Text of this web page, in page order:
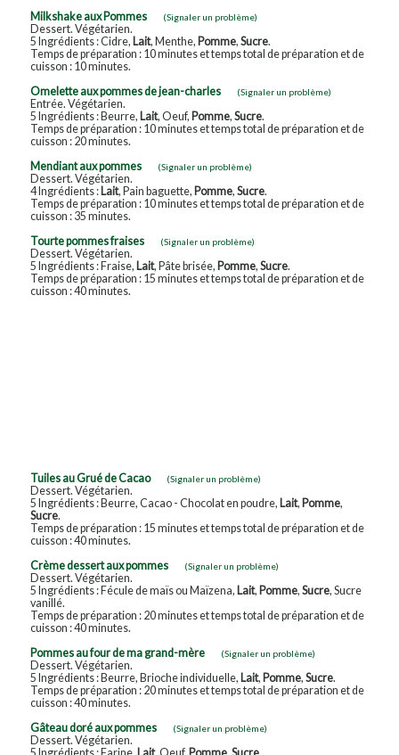
Milkshake aux Pommes (Signaler un problème)
Dessert. Végétarien.
5 Ingrédients : Cidre, Lait, Menthe, Pomme, Sucre.
Temps de préparation : 10 minutes et temps total de préparation et de
cuisson : 10 minutes.
Omelette aux pommes de jean-charles
(Signaler un problème)
Entrée. Végétarien.
5 Ingrédients : Beurre, Lait, Oeuf, Pomme, Sucre.
Temps de préparation : 10 minutes et temps total de préparation et de
cuisson : 20 minutes.
Mendiant aux pommes
(Signaler un problème)
Dessert. Végétarien.
4 Ingrédients : Lait, Pain baguette, Pomme, Sucre.
Temps de préparation : 10 minutes et temps total de préparation et de
cuisson : 35 minutes.
Tourte pommes fraises
(Signaler un problème)
Dessert. Végétarien.
5 Ingrédients : Fraise, Lait, Pâte brisée, Pomme, Sucre.
Temps de préparation : 15 minutes et temps total de préparation et de
cuisson : 40 minutes.
Tuiles au Grué de Cacao (Signaler un problème)
Dessert. Végétarien.
5 Ingrédients : Beurre, Cacao - Chocolat en poudre, Lait, Pomme,
Sucre.
Temps de préparation : 15 minutes et temps total de préparation et de
cuisson : 40 minutes.
Crème dessert aux pommes
(Signaler un problème)
Dessert. Végétarien.
5 Ingrédients : Fécule de maïs ou Maïzena, Lait, Pomme, Sucre, Sucre
vanillé.
Temps de préparation : 20 minutes et temps total de préparation et de
cuisson : 40 minutes.
Pommes au four de ma grand-mère
(Signaler un problème)
Dessert. Végétarien.
5 Ingrédients : Beurre, Brioche individuelle, Lait, Pomme, Sucre.
Temps de préparation : 20 minutes et temps total de préparation et de
cuisson : 40 minutes.
Gâteau doré aux pommes
(Signaler un problème)
Dessert. Végétarien.